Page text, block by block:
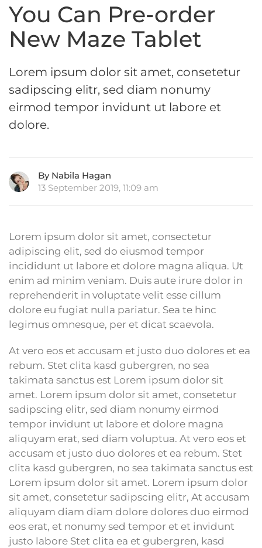
You Can Pre-order
New Maze Tablet
Lorem ipsum dolor sit amet, consetetur
sadipscing elitr, sed diam nonumy
eirmod tempor invidunt ut labore et
dolore.
By Nabila Hagan
13 September 2019, 11:09 am
Lorem ipsum dolor sit amet, consectetur
adipiscing elit, sed do eiusmod tempor
incididunt ut labore et dolore magna aliqua. Ut
enim ad minim veniam. Duis aute irure dolor in
reprehenderit in voluptate velit esse cillum
dolore eu fugiat nulla pariatur. Sea te hinc
legimus omnesque, per et dicat scaevola.
At vero eos et accusam et justo duo dolores et ea
rebum. Stet clita kasd gubergren, no sea
takimata sanctus est Lorem ipsum dolor sit
amet. Lorem ipsum dolor sit amet, consetetur
sadipscing elitr, sed diam nonumy eirmod
tempor invidunt ut labore et dolore magna
aliquyam erat, sed diam voluptua. At vero eos et
accusam et justo duo dolores et ea rebum. Stet
clita kasd gubergren, no sea takimata sanctus est
Lorem ipsum dolor sit amet. Lorem ipsum dolor
sit amet, consetetur sadipscing elitr, At accusam
aliquyam diam diam dolore dolores duo eirmod
eos erat, et nonumy sed tempor et et invidunt
justo labore Stet clita ea et gubergren, kasd